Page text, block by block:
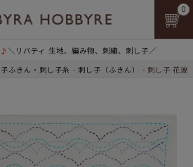
♪＼リバティ 生地、編み物、刺繍、刺し子／
0
ふきん・刺し子糸 刺し子（ふきん） 刺し子 花波